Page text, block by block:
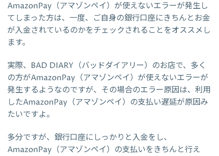
AmazonPay（アマゾンペイ）が使えないエラーが発生し
てしまった方は、一度、ご自身の銀行口座にきちんとお金
が入金されているのかをチェックされることをオススメし
ます。
実際、BAD DIARY（バッドダイアリー）のお店で、多く
の方がAmazonPay（アマゾンペイ）が使えないエラーが
発生するようなのですが、その場合のエラー原因は、利用
したAmazonPay（アマゾンペイ）の支払い遅延が原因み
たいですよ。
多分ですが、銀行口座にしっかりと入金をし、
AmazonPay（アマゾンペイ）の支払いをきちんと行え